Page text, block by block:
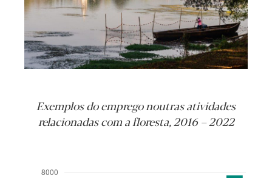
Exemplos do emprego noutras atividades
relacionadas com a floresta, 2016 – 2022